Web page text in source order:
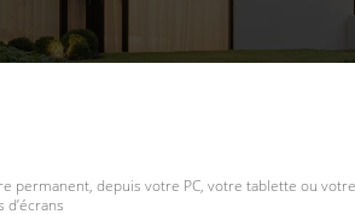
permanent, depuis votre PC, votre tablette ou